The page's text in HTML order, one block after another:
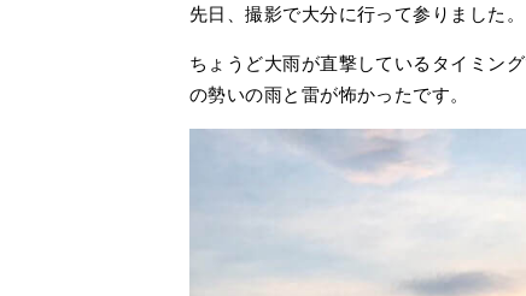
先日、撮影で大分に行って参りました。
ちょうど大雨が直撃しているタイミン
の勢いの雨と雷が怖かったです。